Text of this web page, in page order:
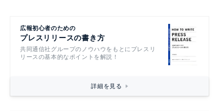
広報初心者のための
プレスリリースの書き方
共同通信社グループのノウハウをもとにプレスリ
リースの基本的なポイントを解説！
詳細を見る